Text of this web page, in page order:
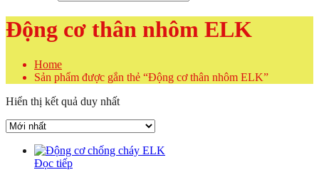
Động cơ thân nhôm ELK
Home
Sản phẩm được gắn thẻ “Động cơ thân nhôm ELK”
Hiển thị kết quả duy nhất
Đọc tiếp